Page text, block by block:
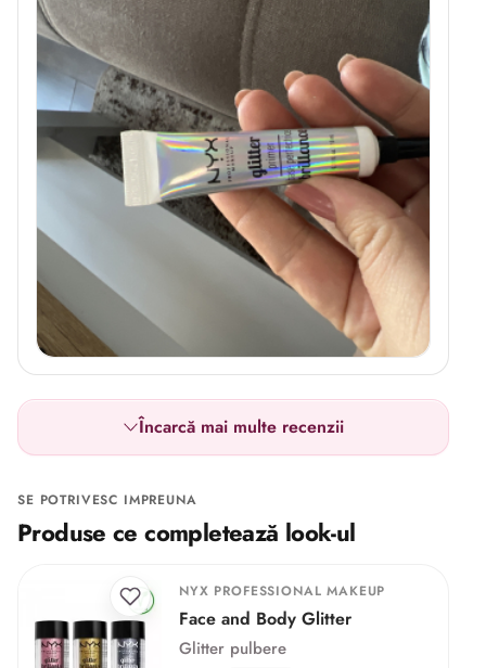
Încarcă mai multe recenzii
SE POTRIVESC IMPREUNA
Produse ce completează look-ul
NYX PROFESSIONAL MAKEUP
Face and Body Glitter
Glitter pulbere